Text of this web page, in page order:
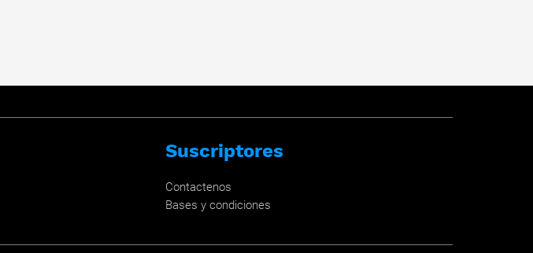
Suscriptores
Contactenos
Bases y condiciones